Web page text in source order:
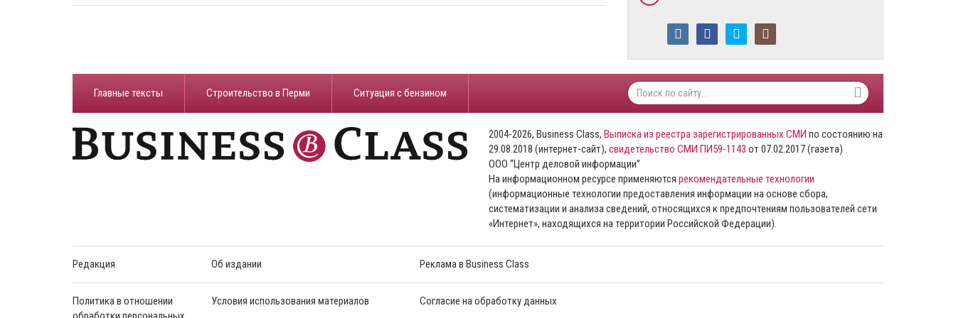
Главные тексты Строительство в Перми ​Ситуация с бензином
2004-2026, Business Class, Выписка из реестра зарегистрированных СМИ по состоянию на
29.08.2018 (интернет-сайт), свидетельство СМИ ПИ59-1143 от 07.02.2017 (газета)
ООО “Центр деловой информации”
На информационном ресурсе применяются рекомендательные технологии
(информационные технологии предоставления информации на основе сбора,
систематизации и анализа сведений, относящихся к предпочтениям пользователей сети
«Интернет», находящихся на территории Российской Федерации).
Редакция Об издании Реклама в Business Class
Политика в отношении
Условия использования материалов Согласие на обработку данных